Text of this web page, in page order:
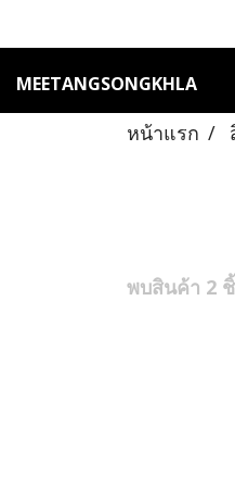
MEETANGSONGKHLA
หน้าแรก
พบสินค้า 2